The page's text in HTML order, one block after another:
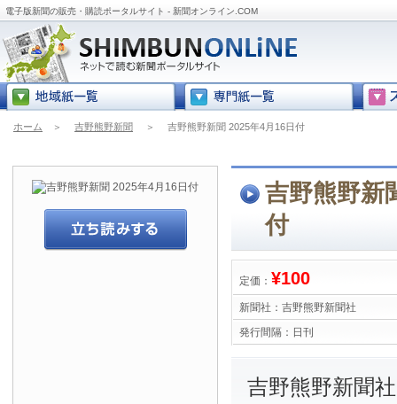
電子版新聞の販売・購読ポータルサイト - 新聞オンライン.COM
ホーム ＞ 吉野熊野新聞 ＞ 吉野熊野新聞 2025年4月16日付
吉野熊野新
付
定価： ¥100
新聞社： 吉野熊野新聞社
発行間隔： 日刊
吉野熊野新聞